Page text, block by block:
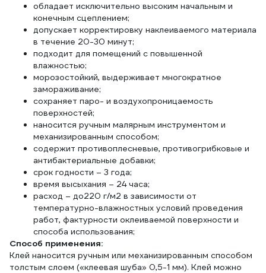
обладает исключительно высоким начальным и
конечным сцеплением;
допускает корректировку наклеиваемого материала
в течение 20-30 минут;
подходит для помещений с повышенной
влажностью;
морозостойкий, выдерживает многократное
замораживание;
сохраняет паро- и воздухопроницаемость
поверхностей;
наносится ручным малярным инструментом и
механизированным способом;
содержит противоплесневые, противогрибковые и
антибактериальные добавки;
срок годности – 3 года;
время высыхания – 24 часа;
расход – до220 г/м2 в зависимости от
температурно-влажностных условий проведения
работ, фактурности оклеиваемой поверхности и
способа использования;
Способ применения:
Клей наносится ручным или механизированным способом
толстым слоем («клеевая шуба» 0,5-1 мм). Клей можно